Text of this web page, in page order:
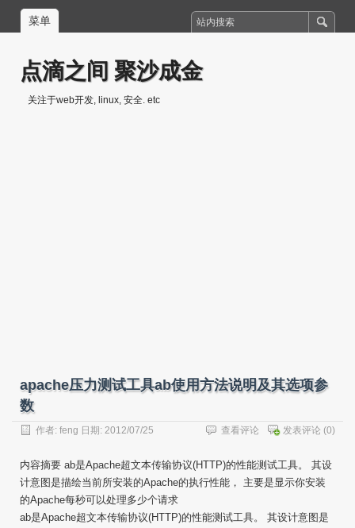
菜单
点滴之间 聚沙成金
关注于web开发, linux, 安全. etc
apache压力测试工具ab使用方法说明及其选项参
数
作者: feng 日期: 2012/07/25 发表评论 (0)
查看评论
内容摘要 ab是Apache超文本传输协议(HTTP)的性能测试工具。 其设
计意图是描绘当前所安装的Apache的执行性能， 主要是显示你安装
的Apache每秒可以处理多少个请求
ab是Apache超文本传输协议(HTTP)的性能测试工具。 其设计意图是